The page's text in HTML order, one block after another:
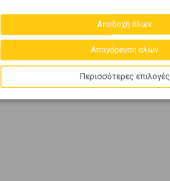
Αποδοχή όλων
Απαγόρευση όλων
Περισσότερες επιλογές